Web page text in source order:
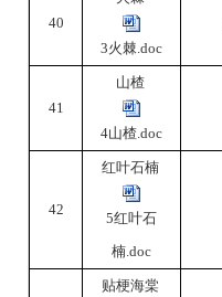
40
3火棘.doc
41
山楂
4山楂.doc
42
红叶石楠
5红叶石
楠.doc
贴梗海棠